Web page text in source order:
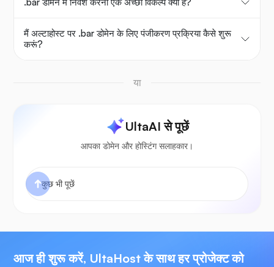
.bar डोमेन में निवेश करना एक अच्छा विकल्प क्यों है?
मैं अल्टाहोस्ट पर .bar डोमेन के लिए पंजीकरण प्रक्रिया कैसे शुरू
करूं?
या
UltaAI से पूछें
आपका डोमेन और होस्टिंग सलाहकार।
आज ही शुरू करें, UltaHost के साथ हर प्रोजेक्ट को